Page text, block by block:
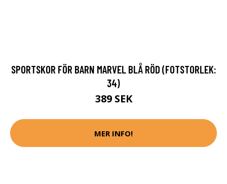
SPORTSKOR FÖR BARN MARVEL BLÅ RÖD (FOTSTORLEK:
34)
389 SEK
MER INFO!